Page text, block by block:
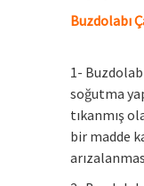
Buzdolabı
1-
soğutma
tıkanmış
bir madde